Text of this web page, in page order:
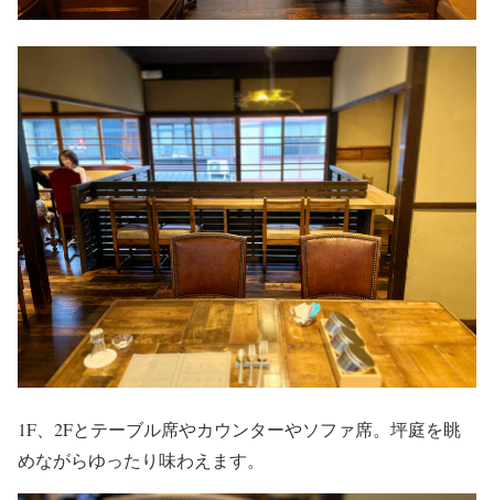
1F、2Fとテーブル席やカウンターやソファ席。坪庭を眺
めながらゆったり味わえます。